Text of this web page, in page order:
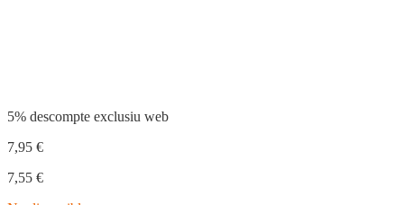
5% descompte exclusiu web
7,95 €
7,55 €